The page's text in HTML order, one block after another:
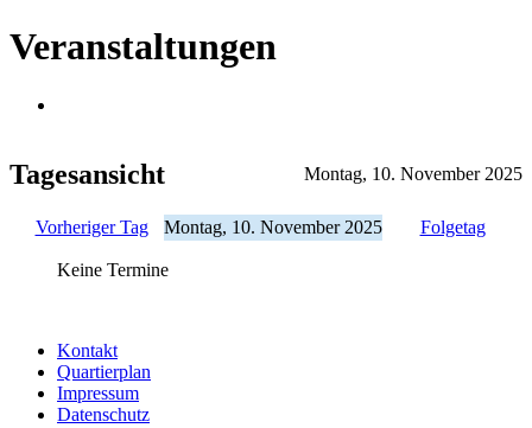
Veranstaltungen
Tagesansicht Montag, 10. November 2025
Vorheriger Tag Montag, 10. November 2025 Folgetag
Keine Termine
Kontakt
Quartierplan
Impressum
Datenschutz